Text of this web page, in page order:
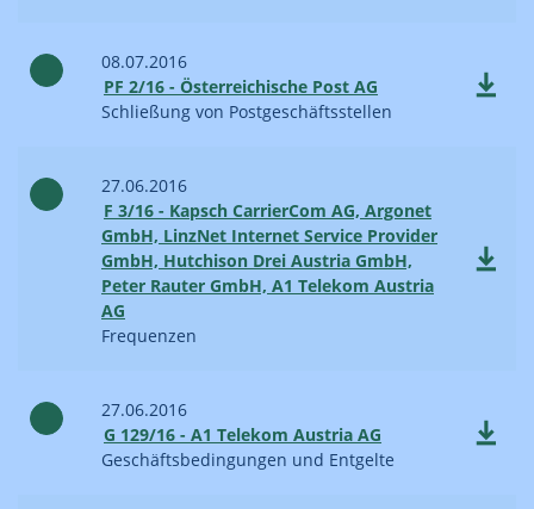
08.07.2016
PF 2/16 - Österreichische Post AG
Schließung von Postgeschäftsstellen
27.06.2016
F 3/16 - Kapsch CarrierCom AG, Argonet
GmbH, LinzNet Internet Service Provider
GmbH, Hutchison Drei Austria GmbH,
Peter Rauter GmbH, A1 Telekom Austria
AG
Frequenzen
27.06.2016
G 129/16 - A1 Telekom Austria AG
Geschäftsbedingungen und Entgelte